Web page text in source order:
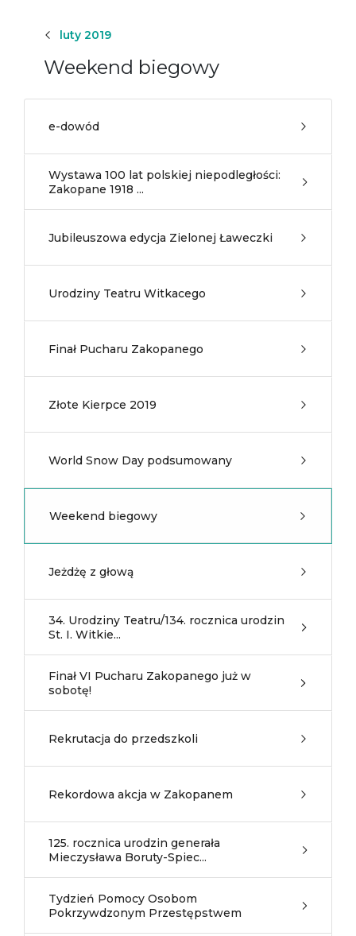
luty 2019
Weekend biegowy
e-dowód
Wystawa 100 lat polskiej niepodległości:
Zakopane 1918 ...
Jubileuszowa edycja Zielonej Ławeczki
Urodziny Teatru Witkacego
Finał Pucharu Zakopanego
Złote Kierpce 2019
World Snow Day podsumowany
Weekend biegowy
Jeżdżę z głową
34. Urodziny Teatru/134. rocznica urodzin
St. I. Witkie...
Finał VI Pucharu Zakopanego już w
sobotę!
Rekrutacja do przedszkoli
Rekordowa akcja w Zakopanem
125. rocznica urodzin generała
Mieczysława Boruty-Spiec...
Tydzień Pomocy Osobom
Pokrzywdzonym Przestępstwem